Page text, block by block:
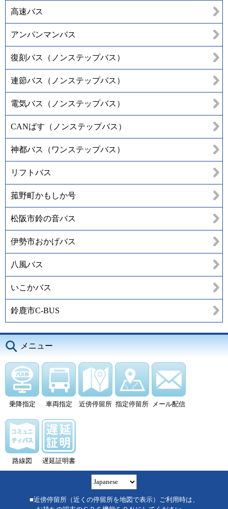
高速バス
アンパンマンバス
復刻バス（ノンステップバス）
連節バス（ノンステップバス）
電気バス（ノンステップバス）
CANばす（ノンステップバス）
神都バス（ワンステップバス）
リフトバス
菰野町かもしか号
松阪市鈴の音バス
伊勢市おかげバス
八風バス
いこかバス
鈴鹿市C-BUS
メニュー
乗降指定 車両指定 近傍停留所 指定停留所 メール配信
路線図 遅延証明書
■近傍停留所（近くの停留所を地図で表示）ご利用時は、